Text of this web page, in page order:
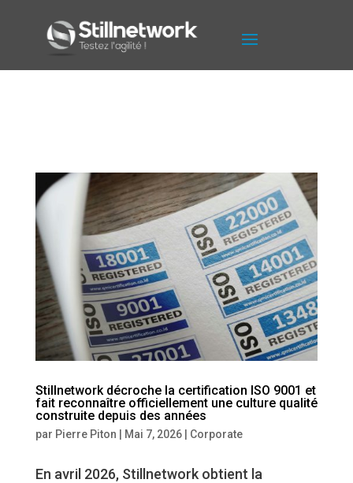
Stillnetwork décroche la certification ISO 9001 et
fait reconnaître officiellement une culture qualité
construite depuis des années
par Pierre Piton Mai 7, 2026| Corporate
En avril 2026, Stillnetwork obtient la